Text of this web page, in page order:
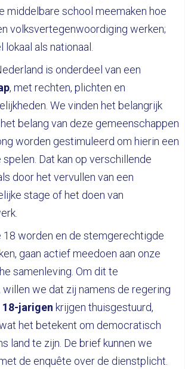
middelbare school meemaken hoe
volksvertegenwoordiging werken;
als nationaal.
is onderdeel van een
, met rechten, plichten en
We vinden het belangrijk
belang van deze gemeenschappen
worden gestimuleerd om hierin een
Dat kan op verschillende
door het vervullen van een
stage of het doen van
18 worden en de stemgerechtigde
gaan actief meedoen aan onze
samenleving. Om dit te
willen we dat zij namens de regering
18-jarigen krijgen thuisgestuurd,
het betekent om democratisch
land te zijn. De brief kunnen we
de enquête over de dienstplicht.